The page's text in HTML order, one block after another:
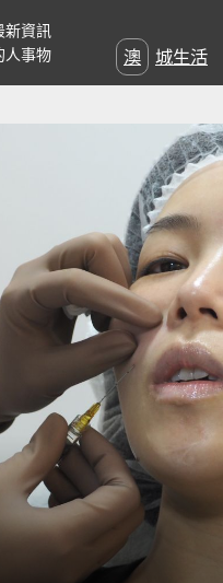
新資訊
人事物
澳城生活